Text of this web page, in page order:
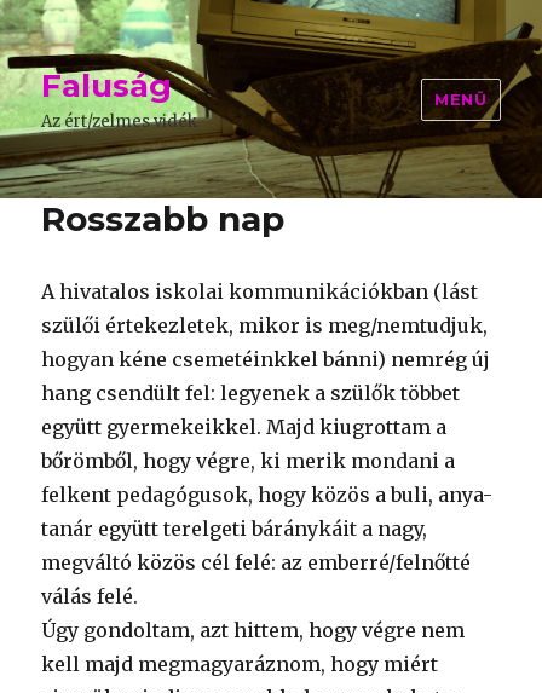
Faluság
Az ért/zelmes vidék
MENÜ
Rosszabb nap
A hivatalos iskolai kommunikációkban (lást
szülői értekezletek, mikor is meg/nemtudjuk,
hogyan kéne csemetéinkkel bánni) nemrég új
hang csendült fel: legyenek a szülők többet
együtt gyermekeikkel. Majd kiugrottam a
bőrömből, hogy végre, ki merik mondani a
felkent pedagógusok, hogy közös a buli, anya-
tanár együtt terelgeti báránykáit a nagy,
megváltó közös cél felé: az emberré/felnőtté
válás felé.
Úgy gondoltam, azt hittem, hogy végre nem
kell majd megmagyaráznom, hogy miért